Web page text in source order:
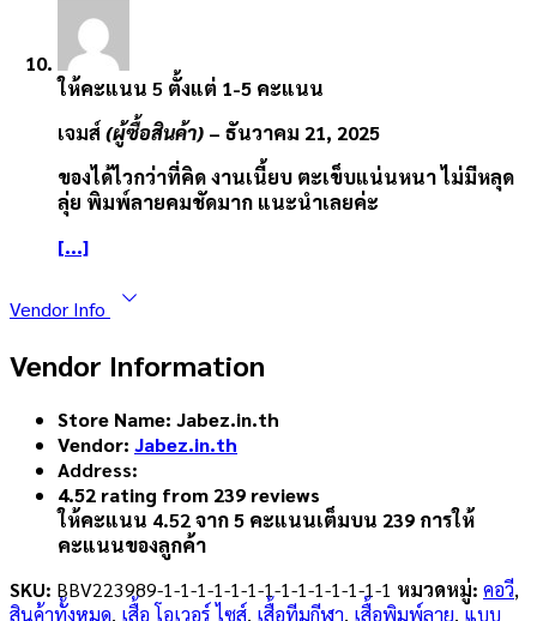
ให้คะแนน 5 ตั้งแต่ 1-5 คะแนน
เจมส์ (ผู้ซื้อสินค้า) – ธันวาคม 21, 2025
ของได้ไวกว่าที่คิด งานเนี้ยบ ตะเข็บแน่นหนา ไม่มีหลุด
ลุ่ย พิมพ์ลายคมชัดมาก แนะนำเลยค่ะ
[...]
Vendor Info
Vendor Information
Store Name: Jabez.in.th
Vendor: Jabez.in.th
Address:
4.52 rating from 239 reviews
ให้คะแนน 4.52จาก 5 คะแนนเต็มบน 239 การให้
คะแนนของลูกค้า
SKU: BBV223989-1-1-1-1-1-1-1-1-1-1-1-1-1-1 หมวดหมู่: คอวี,
สินค้าทั้งหมด, เสื้อ โอเวอร์ ไซส์, เสื้อทีมกีฬา, เสื้อพิมพ์ลาย, แบบ